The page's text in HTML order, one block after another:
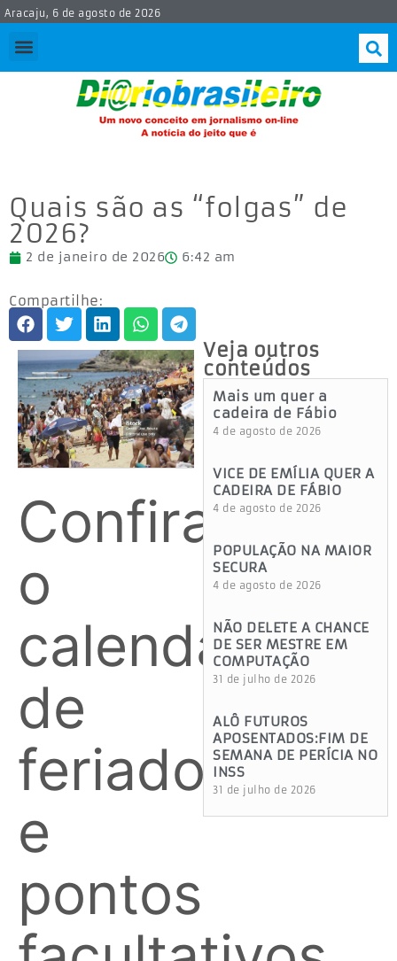
Aracaju, 6 de agosto de 2026
Quais são as “folgas” de
2026?
2 de janeiro de 2026 6:42 am
Compartilhe:
Confira
o
calendário
de
feriados
e
pontos
Veja outros
conteúdos
Mais um quer a
cadeira de Fábio
4 de agosto de 2026
VICE DE EMÍLIA QUER A
CADEIRA DE FÁBIO
4 de agosto de 2026
POPULAÇÃO NA MAIOR
SECURA
4 de agosto de 2026
NÃO DELETE A CHANCE
DE SER MESTRE EM
COMPUTAÇÃO
31 de julho de 2026
ALÔ FUTUROS
APOSENTADOS:FIM DE
SEMANA DE PERÍCIA NO
INSS
31 de julho de 2026